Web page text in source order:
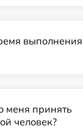
выполнения
меня принять
человек?